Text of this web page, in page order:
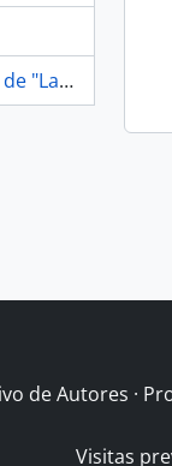
nueva"
de Autores ·
Visitas